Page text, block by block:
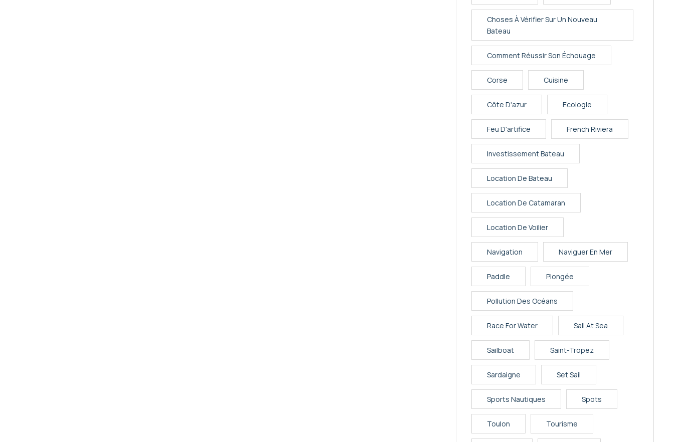
Choses À Vérifier Sur Un Nouveau
Bateau
Comment Réussir Son Échouage
Corse Cuisine
Côte D'azur Ecologie
Feu D'artifice French Riviera
Investissement Bateau
Location De Bateau
Location De Catamaran
Location De Voilier
Navigation Naviguer En Mer
Paddle Plongée
Pollution Des Océans
Race For Water Sail At Sea
Sailboat Saint-Tropez
Sardaigne Set Sail
Sports Nautiques Spots
Toulon Tourisme